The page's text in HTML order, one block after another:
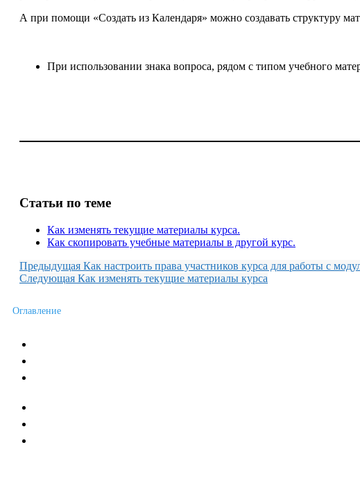
А при помощи «Создать из Календаря» можно создавать структуру
При использовании знака вопроса, рядом с типом учебного
Статьи по теме
Как изменять текущие материалы курса.
Как скопировать учебные материалы в другой курс.
Предыдущая Как настроить права участников курса для работы с
Следующая Как изменять текущие материалы курса
Оглавление